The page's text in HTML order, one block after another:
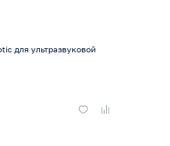
для ультразвуковой